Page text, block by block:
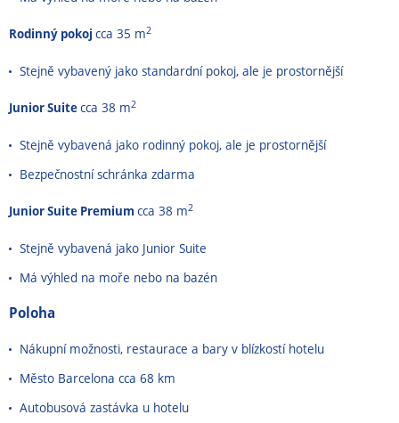
Rodinný pokoj cca 35 m2
Stejně vybavený jako standardní pokoj, ale je prostornější
Junior Suitecca 38 m2
Stejně vybavená jako rodinný pokoj, ale je prostornější
Bezpečnostní schránka zdarma
Junior Suite Premium cca 38 m2
Stejně vybavená jako Junior Suite
Má výhled na moře nebo na bazén
Poloha
Nákupní možnosti, restaurace a bary v blízkostí hotelu
Město Barcelona cca 68 km
Autobusová zastávka u hotelu